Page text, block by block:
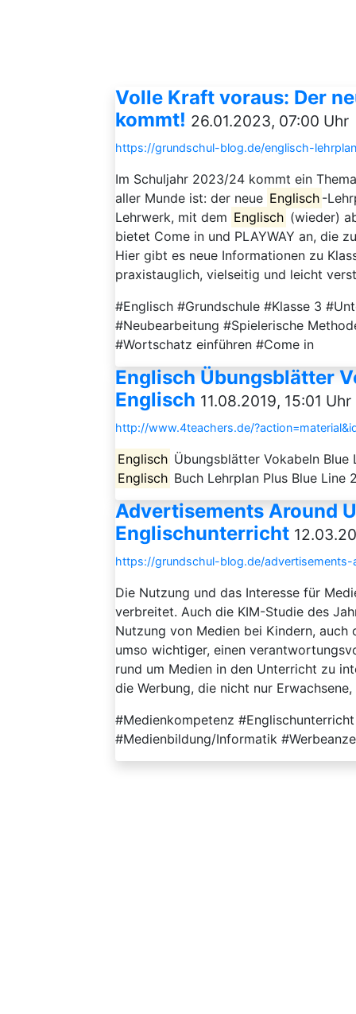
Volle Kraft voraus: Der
kommt! 26.01.2023, 07:00 Uhr
https://grundschul-blog.de/englisch-
Im Schuljahr 2023/24 kommt ein
aller Munde ist: der neue Englisch -
Lehrwerk, mit dem Englisch (wieder)
bietet Come in und PLAYWAY an, die
Hier gibt es neue Informationen zu
praxistauglich, vielseitig und leicht
#Englisch #Grundschule #Klasse 3
#Neubearbeitung #Spielerische
#Wortschatz einführen #Come in
Englisch Übungsblätter
Englisch 11.08.2019, 15:01 Uhr
http://www.4teachers.de/
Englisch Übungsblätter Vokabeln
Englisch Buch Lehrplan Plus Blue Line
Advertisements Around
Englischunterricht
https://grundschul-blog.de/
Die Nutzung und das Interesse für
verbreitet. Auch die KIM-Studie des
Nutzung von Medien bei Kindern, auch
umso wichtiger, einen
rund um Medien in den Unterricht zu
die Werbung, die nicht nur
#Medienkompetenz
#Medienbildung/Informatik